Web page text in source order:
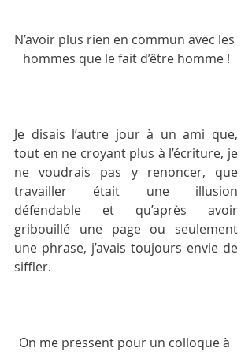
N’avoir plus rien en commun avec les
hommes que le fait d’être homme !
Je disais l’autre jour à un ami que,
tout en ne croyant plus à l’écriture, je
ne voudrais pas y renoncer, que
travailler était une illusion
défendable et qu’après avoir
gribouillé une page ou seulement
une phrase, j’avais toujours envie de
siffler.
On me pressent pour un colloque à